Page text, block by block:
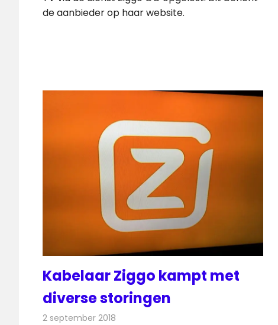
de aanbieder op haar website.
Kabelaar Ziggo kampt met
diverse storingen
2 september 2018